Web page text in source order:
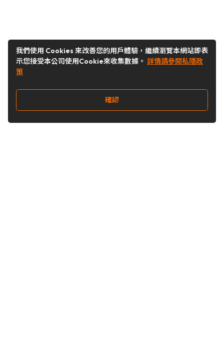
我們使用 Cookies 來改善您的用戶體驗，繼續瀏覽本網站即表
示您接受本公司使用Cookie來收集數據。 詳情請參閱私隱政
策
確認